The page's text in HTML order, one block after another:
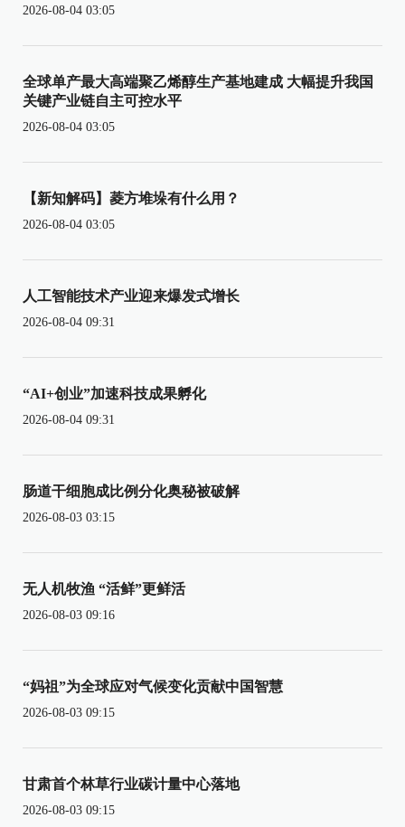
2026-08-04 03:05
全球单产最大高端聚乙烯醇生产基地建成 大幅提升我国
关键产业链自主可控水平
2026-08-04 03:05
【新知解码】菱方堆垛有什么用？
2026-08-04 03:05
人工智能技术产业迎来爆发式增长
2026-08-04 09:31
“AI+创业”加速科技成果孵化
2026-08-04 09:31
肠道干细胞成比例分化奥秘被破解
2026-08-03 03:15
无人机牧渔 “活鲜”更鲜活
2026-08-03 09:16
“妈祖”为全球应对气候变化贡献中国智慧
2026-08-03 09:15
甘肃首个林草行业碳计量中心落地
2026-08-03 09:15